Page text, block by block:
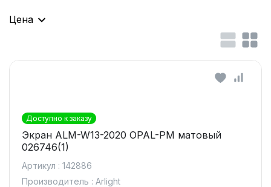
Цена
Доступно к заказу
Экран ALM-W13-2020 OPAL-PM матовый
026746(1)
Артикул : 142886
Производитель : Arlight